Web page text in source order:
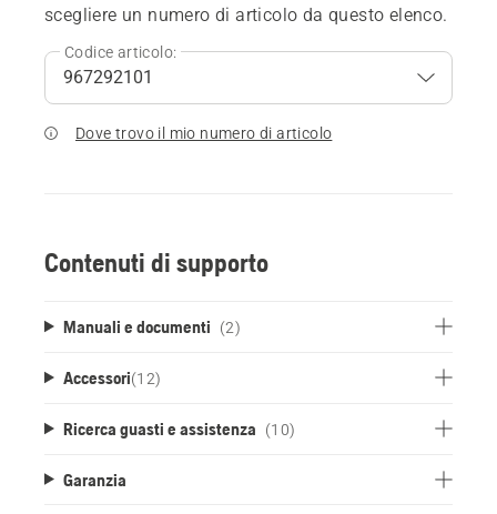
scegliere un numero di articolo da questo elenco.
Codice articolo:
Dove trovo il mio numero di articolo
Contenuti di supporto
Manuali e documenti (2)
Accessori(12)
Ricerca guasti e assistenza (10)
Garanzia